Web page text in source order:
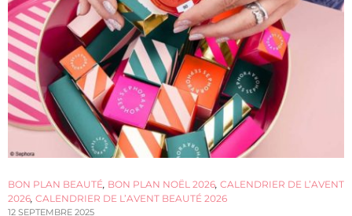
BON PLAN BEAUTÉ, BON PLAN NOËL 2026, CALENDRIER DE L’AVENT
2026, CALENDRIER DE L’AVENT BEAUTÉ 2026
12 SEPTEMBRE 2025